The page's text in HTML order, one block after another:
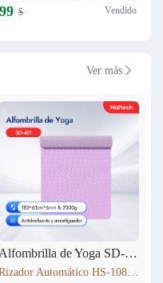
$ Vendido
Ver más 
Alfombrilla de Yoga SD-401
Rizador Automático HS-108 183*61cm*6mm & 2000g Antideslizante y amortiguador